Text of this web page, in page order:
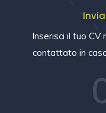
Inserisci il tuo
contattato in